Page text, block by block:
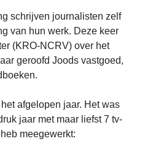
schrijven journalisten zelf
van hun werk. Deze keer
(KRO-NCRV) over het
geroofd Joods vastgoed,
afgelopen jaar. Het was
jaar met maar liefst 7 tv-
meegewerkt: